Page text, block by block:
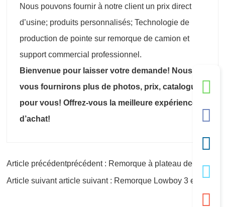
Nous pouvons fournir à notre client un prix direct
d’usine; produits personnalisés; Technologie de
production de pointe sur remorque de camion et
support commercial professionnel.
Bienvenue pour laisser votre demande! Nous
vous fournirons plus de photos, prix, catalogue
pour vous! Offrez-vous la meilleure expérience
d’achat!
Article suivant article suivant : Remorque Lowboy 3 essieux